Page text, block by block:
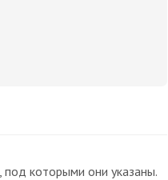
, под которыми они указаны.